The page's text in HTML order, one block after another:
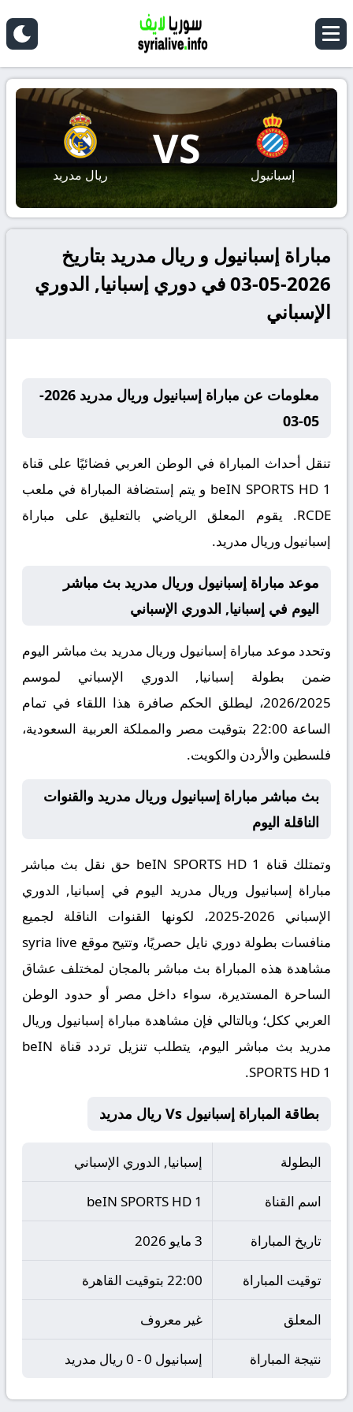
إسبانيول
VS
ريال مدريد
مباراة إسبانيول و ريال مدريد بتاريخ
2026-05-03 في دوري إسبانيا, الدوري
الإسباني
معلومات عن مباراة إسبانيول وريال مدريد 2026-
05-03
تنقل أحداث المباراة في الوطن العربي فضائيًا على قناة
beIN SPORTS HD 1 و يتم إستضافة المباراة في ملعب
RCDE. يقوم المعلق الرياضي بالتعليق على مباراة
إسبانيول وريال مدريد.
موعد مباراة إسبانيول وريال مدريد بث مباشر
اليوم في إسبانيا, الدوري الإسباني
وتحدد موعد مباراة إسبانيول وريال مدريد بث مباشر اليوم
ضمن بطولة إسبانيا, الدوري الإسباني لموسم
2026/2025، ليطلق الحكم صافرة هذا اللقاء في تمام
الساعة 22:00 بتوقيت مصر والمملكة العربية السعودية،
فلسطين والأردن والكويت.
بث مباشر مباراة إسبانيول وريال مدريد والقنوات
الناقلة اليوم
وتمتلك قناة beIN SPORTS HD 1 حق نقل بث مباشر
مباراة إسبانيول وريال مدريد اليوم في إسبانيا, الدوري
الإسباني 2026-2025، لكونها القنوات الناقلة لجميع
منافسات بطولة دوري نايل حصريًا، وتتيح موقع syria live
مشاهدة هذه المباراة بث مباشر بالمجان لمختلف عشاق
الساحرة المستديرة، سواء داخل مصر أو حدود الوطن
العربي ككل؛ وبالتالي فإن مشاهدة مباراة إسبانيول وريال
مدريد بث مباشر اليوم، يتطلب تنزيل تردد قناة beIN
SPORTS HD 1.
بطاقة المباراة إسبانيول Vs ريال مدريد
البطولة إسبانيا, الدوري الإسباني
اسم القناة beIN SPORTS HD 1
تاريخ المباراة 3 مايو 2026
توقيت المباراة 22:00 بتوقيت القاهرة
المعلق غير معروف
نتيجة المباراة إسبانيول 0 - 0 ريال مدريد